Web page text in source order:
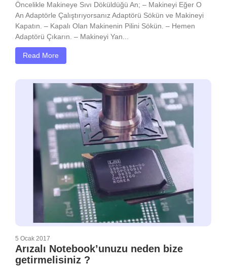
Öncelikle Makineye Sıvı Döküldüğü An; – Makineyi Eğer O
An Adaptörle Çalıştırıyorsanız Adaptörü Sökün ve Makineyi
Kapatın. – Kapalı Olan Makinenin Pilini Sökün. – Hemen
Adaptörü Çıkarın. – Makineyi Yan...
Read More
5 Ocak 2017
Arızalı Notebook’unuzu neden bize
getirmelisiniz ?